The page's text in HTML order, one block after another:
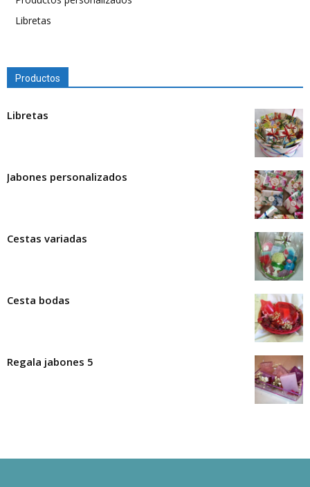
Libretas
Productos
Libretas
Jabones personalizados
Cestas variadas
Cesta bodas
Regala jabones 5